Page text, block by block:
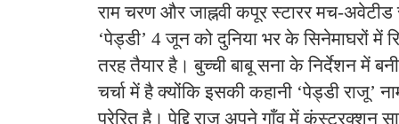
​राम चरण और जाह्नवी कपूर स्टारर मच-अवेटीड
‘पेड्डी’ 4 जून को दुनिया भर के सिनेमाघरों में
तरह तैयार है। बुच्ची बाबू सना के निर्देशन में
चर्चा में है क्योंकि इसकी कहानी ‘पेड्डी
प्रेरित है। पेद्दि राजू अपने गाँव में कंस्ट्रक्शन